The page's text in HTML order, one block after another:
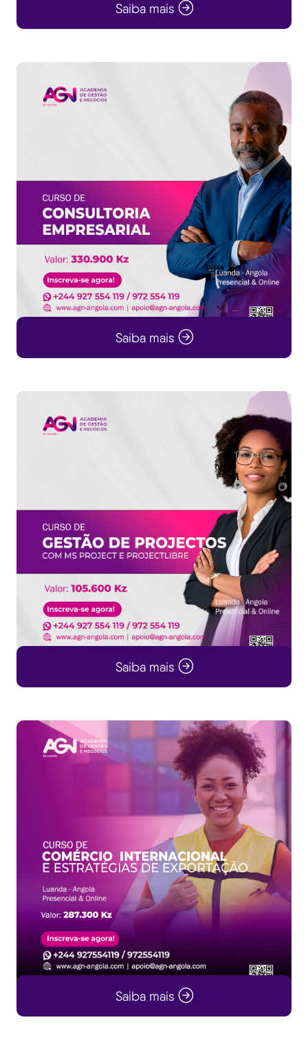
Saiba mais
Saiba mais
Saiba mais
Saiba mais